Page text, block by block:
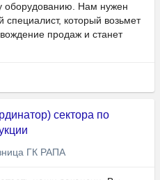
Нам нужен
который возьмет
продаж и станет
сектора по
ГК РАПА